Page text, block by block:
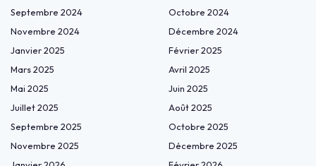
Septembre 2024
Octobre 2024
Novembre 2024
Décembre 2024
Janvier 2025
Février 2025
Mars 2025
Avril 2025
Mai 2025
Juin 2025
Juillet 2025
Août 2025
Septembre 2025
Octobre 2025
Novembre 2025
Décembre 2025